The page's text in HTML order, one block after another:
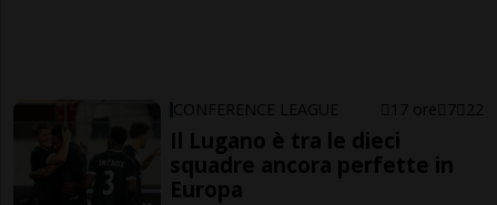
CONFERENCE LEAGUE 17 ore 7 22
Il Lugano è tra le dieci
squadre ancora perfette in
Europa